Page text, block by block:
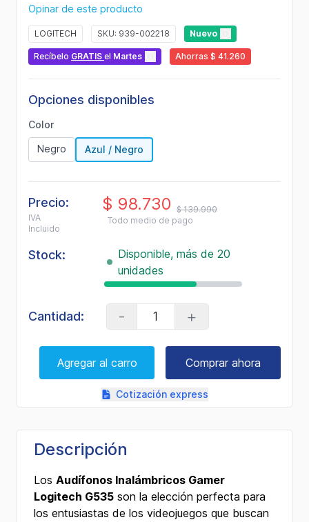
Opinar de este producto
LOGITECH SKU: 939-002218 Nuevo
Recíbelo GRATIS el Martes Ahorras $ 41.260
Opciones disponibles
Color
Negro Azul / Negro
Precio:
IVA
Incluido
$ 98.730 $ 139.990
Todo medio de pago
Stock:
Disponible, más de 20
unidades
Cantidad: - +
Agregar al carro Comprar ahora
Cotización express
Descripción
Los Audífonos Inalámbricos Gamer
Logitech G535 son la elección perfecta para
los entusiastas de los videojuegos que buscan